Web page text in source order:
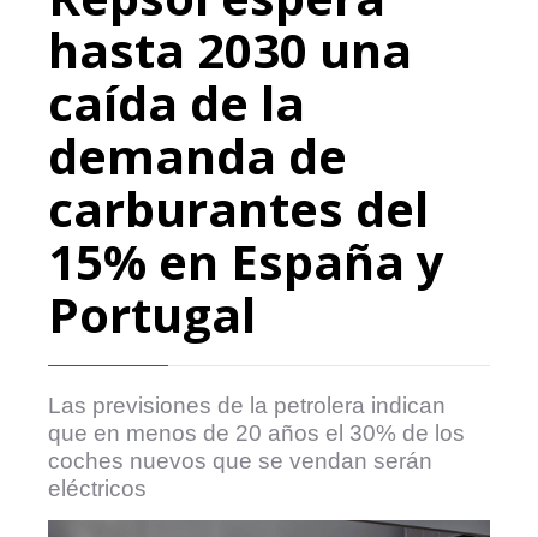
hasta 2030 una
caída de la
demanda de
carburantes del
15% en España y
Portugal
Las previsiones de la petrolera indican
que en menos de 20 años el 30% de los
coches nuevos que se vendan serán
eléctricos